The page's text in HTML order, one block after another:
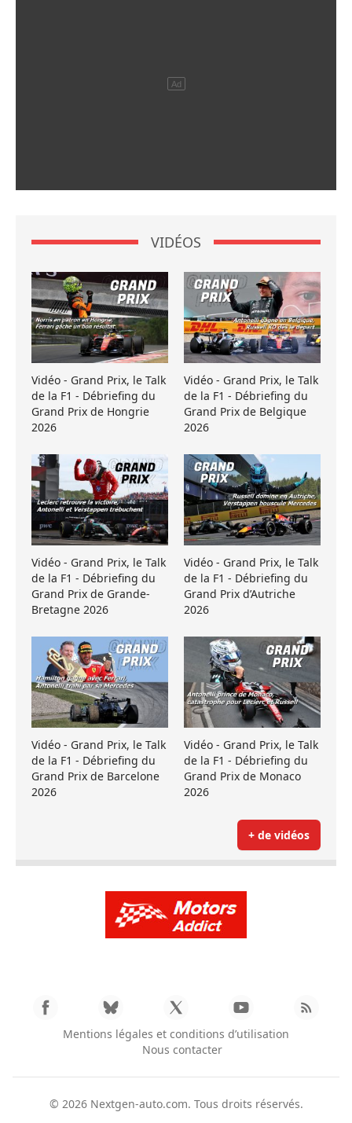
VIDÉOS
Vidéo - Grand Prix, le Talk
de la F1 - Débriefing du
Grand Prix de Hongrie
2026
Vidéo - Grand Prix, le Talk
de la F1 - Débriefing du
Grand Prix de Belgique
2026
Vidéo - Grand Prix, le Talk
de la F1 - Débriefing du
Grand Prix de Grande-
Bretagne 2026
Vidéo - Grand Prix, le Talk
de la F1 - Débriefing du
Grand Prix d’Autriche
2026
Vidéo - Grand Prix, le Talk
de la F1 - Débriefing du
Grand Prix de Barcelone
2026
Vidéo - Grand Prix, le Talk
de la F1 - Débriefing du
Grand Prix de Monaco
2026
+ de vidéos
Mentions légales et conditions d’utilisation
Nous contacter
© 2026 Nextgen-auto.com. Tous droits réservés.